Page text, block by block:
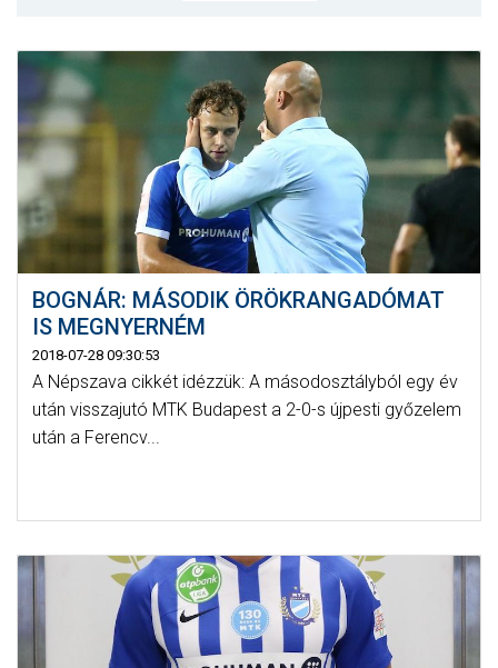
KLUB
GALÉRIA
SZURKOLÓI ÉLMÉNYEK
AKKREDITÁCIÓ
BOGNÁR: MÁSODIK ÖRÖKRANGADÓMAT
IS MEGNYERNÉM
2018-07-28 09:30:53
A Népszava cikkét idézzük: A másodosztályból egy év
után visszajutó MTK Budapest a 2-0-s újpesti győzelem
után a Ferencv...